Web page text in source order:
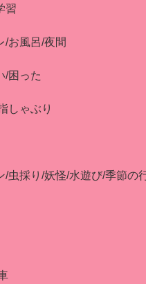
習
/お風呂/夜間
/困った
しゃぶり
/虫採り/妖怪/水遊び/季節の